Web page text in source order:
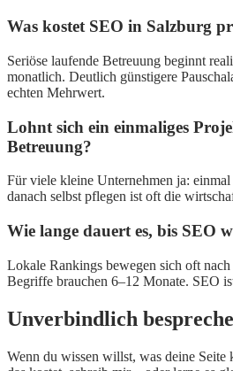
Was kostet SEO in Salzburg
Seriöse laufende Betreuung beginnt
monatlich. Deutlich günstigere
echten Mehrwert.
Lohnt sich ein einmaliges
Betreuung?
Für viele kleine Unternehmen ja:
danach selbst pflegen ist oft die
Wie lange dauert es, bis SEO
Lokale Rankings bewegen sich oft
Begriffe brauchen 6–12 Monate. SEO
Unverbindlich
Wenn du wissen willst, was deine Seite